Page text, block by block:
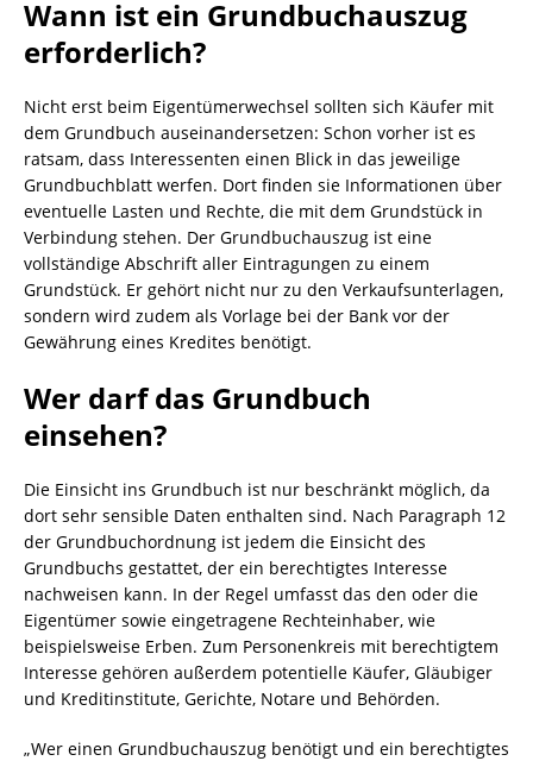
Wann ist ein Grundbuchauszug
erforderlich?
Nicht erst beim Eigentümerwechsel sollten sich Käufer mit
dem Grundbuch auseinandersetzen: Schon vorher ist es
ratsam, dass Interessenten einen Blick in das jeweilige
Grundbuchblatt werfen. Dort finden sie Informationen über
eventuelle Lasten und Rechte, die mit dem Grundstück in
Verbindung stehen. Der Grundbuchauszug ist eine
vollständige Abschrift aller Eintragungen zu einem
Grundstück. Er gehört nicht nur zu den Verkaufsunterlagen,
sondern wird zudem als Vorlage bei der Bank vor der
Gewährung eines Kredites benötigt.
Wer darf das Grundbuch
einsehen?
Die Einsicht ins Grundbuch ist nur beschränkt möglich, da
dort sehr sensible Daten enthalten sind. Nach Paragraph 12
der Grundbuchordnung ist jedem die Einsicht des
Grundbuchs gestattet, der ein berechtigtes Interesse
nachweisen kann. In der Regel umfasst das den oder die
Eigentümer sowie eingetragene Rechteinhaber, wie
beispielsweise Erben. Zum Personenkreis mit berechtigtem
Interesse gehören außerdem potentielle Käufer, Gläubiger
und Kreditinstitute, Gerichte, Notare und Behörden.
„Wer einen Grundbuchauszug benötigt und ein berechtigtes